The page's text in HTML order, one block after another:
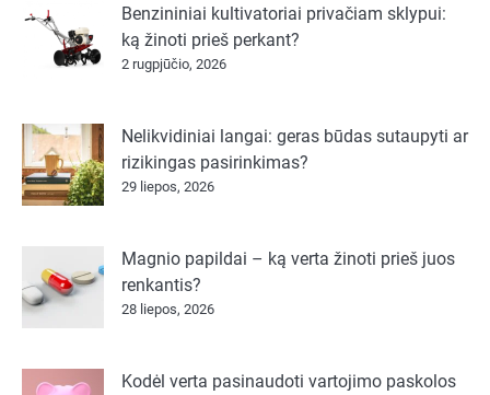
Benzininiai kultivatoriai privačiam sklypui:
ką žinoti prieš perkant?
2 rugpjūčio, 2026
Nelikvidiniai langai: geras būdas sutaupyti ar
rizikingas pasirinkimas?
29 liepos, 2026
Magnio papildai – ką verta žinoti prieš juos
renkantis?
28 liepos, 2026
Kodėl verta pasinaudoti vartojimo paskolos